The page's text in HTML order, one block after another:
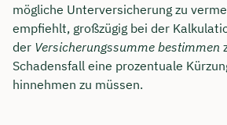
mögliche Unterversicherung zu
empfiehlt, großzügig bei der
der Versicherungssumme bestimmen
Schadensfall eine prozentuale
hinnehmen zu müssen.